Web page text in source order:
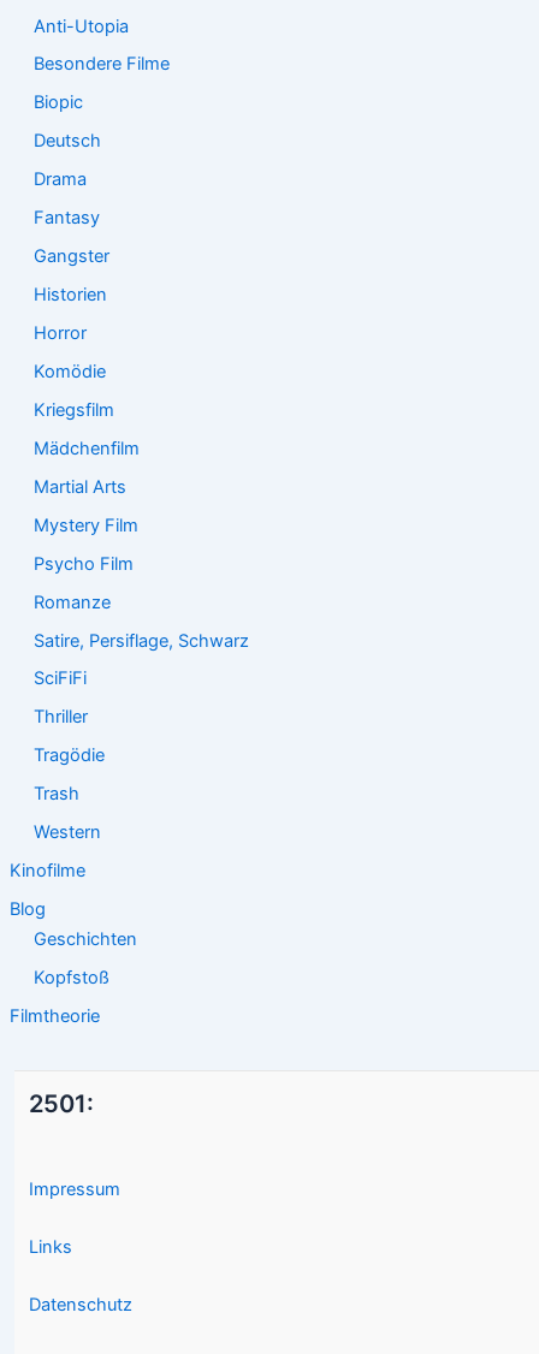
Anti-Utopia
Besondere Filme
Biopic
Deutsch
Drama
Fantasy
Gangster
Historien
Horror
Komödie
Kriegsfilm
Mädchenfilm
Martial Arts
Mystery Film
Psycho Film
Romanze
Satire, Persiflage, Schwarz
SciFiFi
Thriller
Tragödie
Trash
Western
Kinofilme
Blog
Geschichten
Kopfstoß
Filmtheorie
2501:
Impressum
Links
Datenschutz